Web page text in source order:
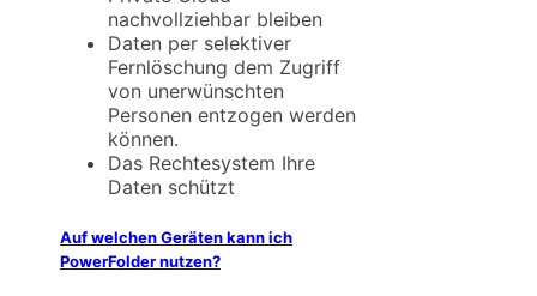
nachvollziehbar bleiben
Daten per selektiver
Fernlöschung dem Zugriff
von unerwünschten
Personen entzogen werden
können.
Das Rechtesystem Ihre
Daten schützt
Auf welchen Geräten kann ich
PowerFolder nutzen?